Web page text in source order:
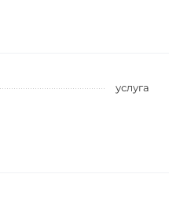
услуга